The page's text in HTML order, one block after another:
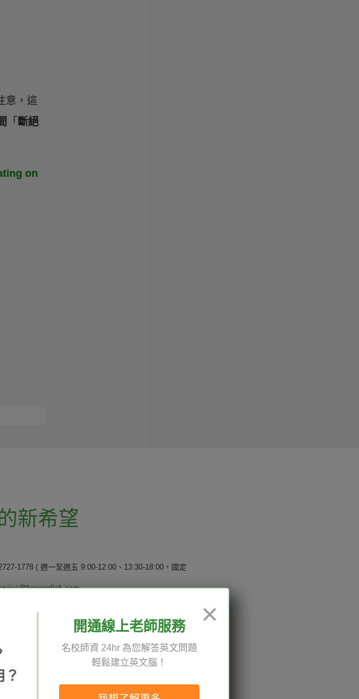
意，這
「 斷絕
on
新希望
1778 ( 週一至週五 9:00-12:00、13:30-18:00，國定
說明與導覽
×
開通線上老師服務
名校師資 24hr 為您解答英文問題
輕鬆建立英文腦！